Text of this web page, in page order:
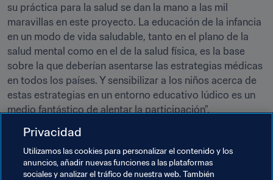
su práctica para la salud se dan la mano a las mil
maravillas en este proyecto. La educación de la infancia
en un modo de vida saludable, tanto en el plano de la
salud mental como en el de la salud física, es la base
sobre la que deberían asentarse las estrategias médicas
en todos los países. Y sensibilizar a los niños acerca de
estas estrategias en un entorno educativo lúdico es un
medio fantástico de alentar la participación".
Football for Schools velará porque este principio se
convierta en la mejor práctica en Vietnam y en todo el
mundo.
Privacidad
Utilizamos las cookies para personalizar el contenido y los
anuncios, añadir nuevas funciones a las plataformas
sociales y analizar el tráfico de nuestra web. También